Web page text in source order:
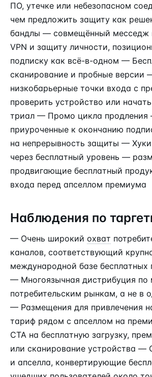
ПО, утечке или небезопасном
чем предложить защиту как
бандлы — совмещённый месседж
VPN и защиту личности,
подписку как всё-в-одном —
сканирование и пробные версии
низкобарьерные точки входа с
проверить устройство или
триал — Промо цикла
приуроченные к окончанию
на непрерывность защиты — Хуки
через бесплатный уровень —
продвигающие бесплатный
входа перед апселлом премиума
Наблюдения по
— Очень широкий охват
каналов, соответствующий
международной базе бесплатных
— Многоязычная дистрибуция по
потребительским рынкам, а не в
— Размещения для привлечения
тариф рядом с апселлом на
CTA на бесплатную загрузку,
или сканирование устройства —
и апселла, конвертирующие